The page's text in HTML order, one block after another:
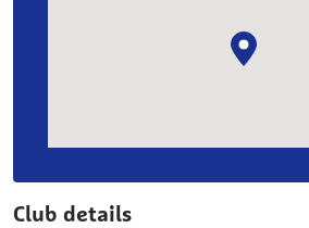
Club details